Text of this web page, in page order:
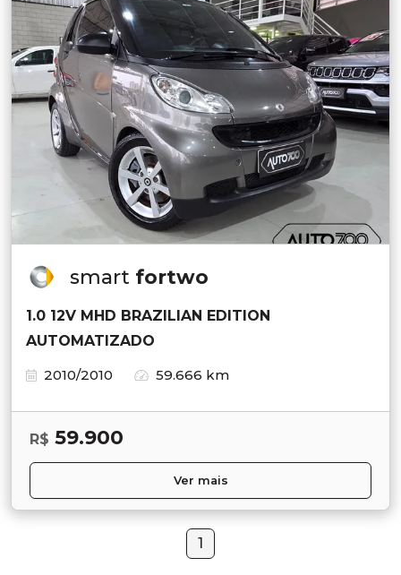
smart fortwo
1.0 12V MHD BRAZILIAN EDITION
AUTOMATIZADO
2010/2010
59.666 km
R$ 59.900
Ver mais
1